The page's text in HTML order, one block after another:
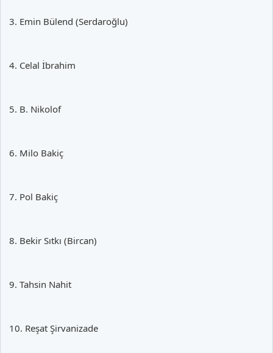
3. Emin Bülend (Serdaroğlu)
4. Celal İbrahim
5. B. Nikolof
6. Milo Bakiç
7. Pol Bakiç
8. Bekir Sıtkı (Bircan)
9. Tahsin Nahit
10. Reşat Şirvanizade